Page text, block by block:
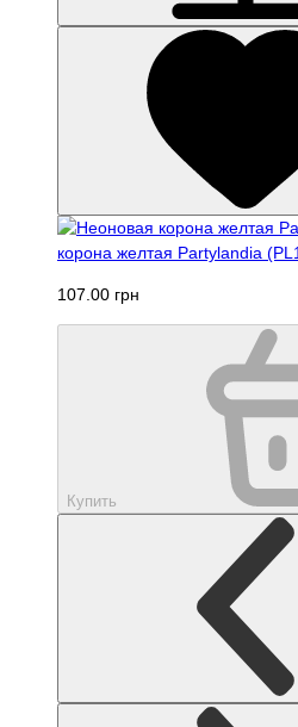
корона желтая Partylandia
107.00 грн
Купить